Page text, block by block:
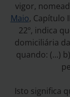
vigor,
Maio, Capítulo
22º, indica
domiciliária
quando: (...)
Isto significa